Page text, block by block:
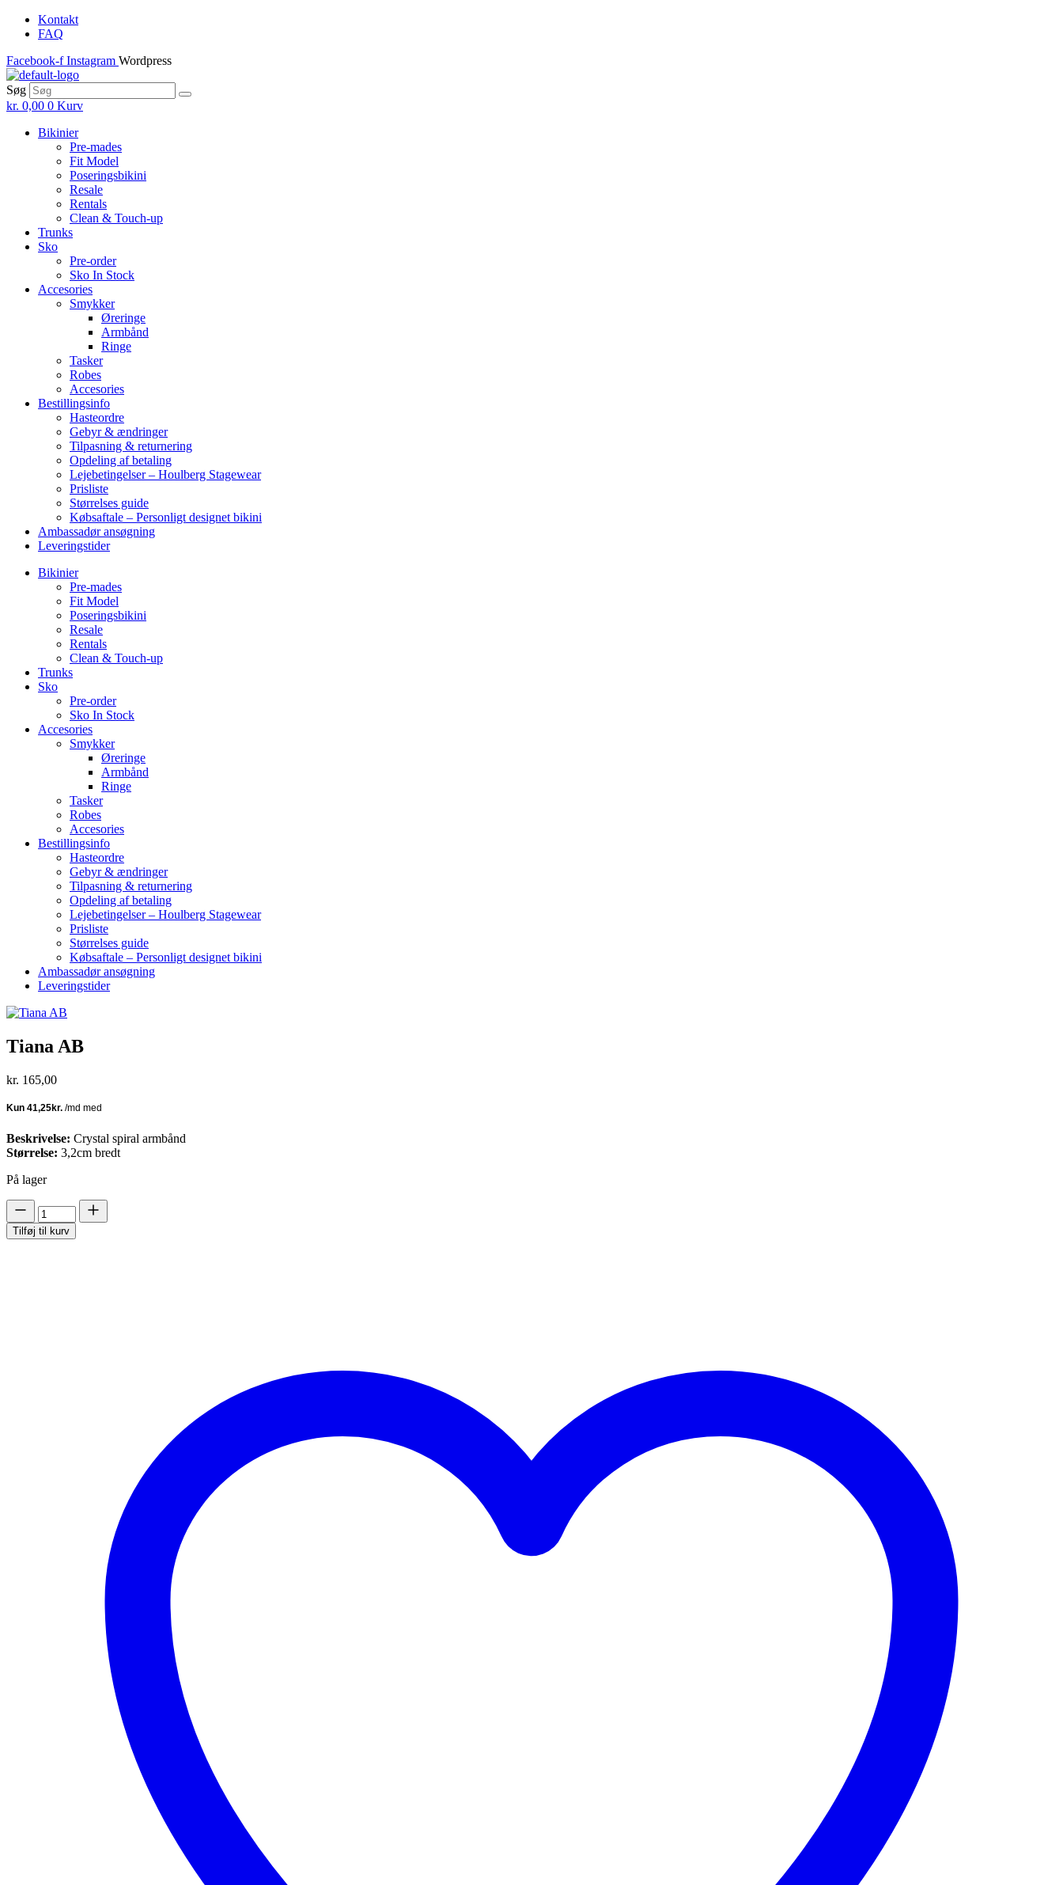
Skip
content
Kontakt
FAQ
Facebook-f Instagram Wordpress
Søg
kr. 0,00 0 Kurv
Bikinier
Pre-mades
Fit Model
Poseringsbikini
Resale
Rentals
Clean & Touch-up
Trunks
Sko
Pre-order
Sko In Stock
Accesories
Smykker
Øreringe
Armbånd
Ringe
Tasker
Robes
Accesories
Bestillingsinfo
Hasteordre
Gebyr & ændringer
Tilpasning & returnering
Opdeling af betaling
Lejebetingelser – Houlberg Stagewear
Prisliste
Størrelses guide
Købsaftale – Personligt designet bikini
Ambassadør ansøgning
Leveringstider
Bikinier
Pre-mades
Fit Model
Poseringsbikini
Resale
Rentals
Clean & Touch-up
Trunks
Sko
Pre-order
Sko In Stock
Accesories
Smykker
Øreringe
Armbånd
Ringe
Tasker
Robes
Accesories
Bestillingsinfo
Hasteordre
Gebyr & ændringer
Tilpasning & returnering
Opdeling af betaling
Lejebetingelser – Houlberg Stagewear
Prisliste
Størrelses guide
Købsaftale – Personligt designet bikini
Ambassadør ansøgning
Leveringstider
Tiana AB
kr. 165,00
Beskrivelse: Crystal spiral armbånd
Størrelse: 3,2cm bredt
På lager
Tiana
AB
antal
Tilføj til kurv